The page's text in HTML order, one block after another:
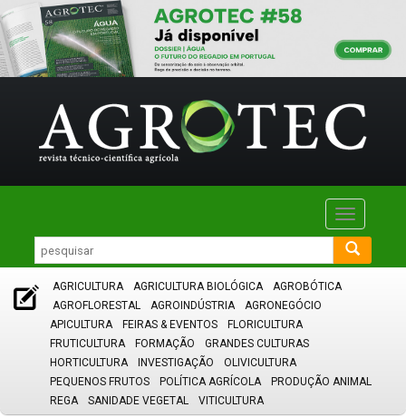
Toggle
AGRICULTURA AGRICULTURA BIOLÓGICA
AGROBÓTICA
AGROFLORESTAL
AGROINDÚSTRIA
AGRONEGÓCIO
APICULTURA
FEIRAS & EVENTOS
FLORICULTURA
FRUTICULTURA
FORMAÇÃO
GRANDES CULTURAS
HORTICULTURA
INVESTIGAÇÃO
OLIVICULTURA
PEQUENOS FRUTOS
POLÍTICA AGRÍCOLA
PRODUÇÃO ANIMAL
REGA
SANIDADE VEGETAL VITICULTURA